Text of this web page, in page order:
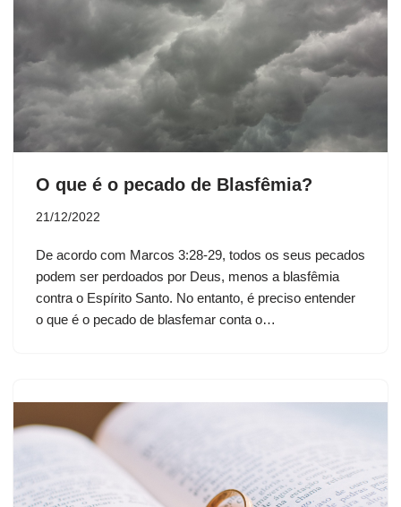
O que é o pecado de Blasfêmia?
21/12/2022
De acordo com Marcos 3:28-29, todos os seus pecados
podem ser perdoados por Deus, menos a blasfêmia
contra o Espírito Santo. No entanto, é preciso entender
o que é o pecado de blasfemar conta o…